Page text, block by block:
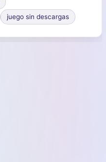
juego sin descargas